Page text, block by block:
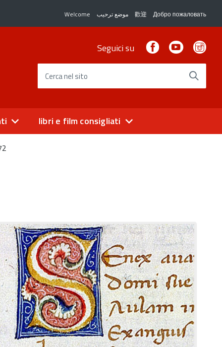
Welcome موضع ترحيب 歡迎 Добро пожаловать
Seguici su FacebookYoutube
Cerca nel sito
libri e film consigliati